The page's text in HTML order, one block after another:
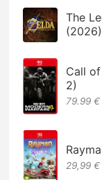
The
(2026)
Call
2)
79.99 €
29,99 €